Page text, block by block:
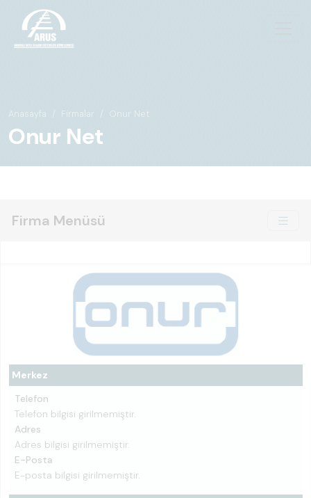
Anasayfa Firmalar Onur Net
Onur Net
Firma Menüsü
Merkez
Telefon
Telefon bilgisi girilmemiştir.
Adres
Adres bilgisi girilmemiştir.
E-Posta
E-posta bilgisi girilmemiştir.